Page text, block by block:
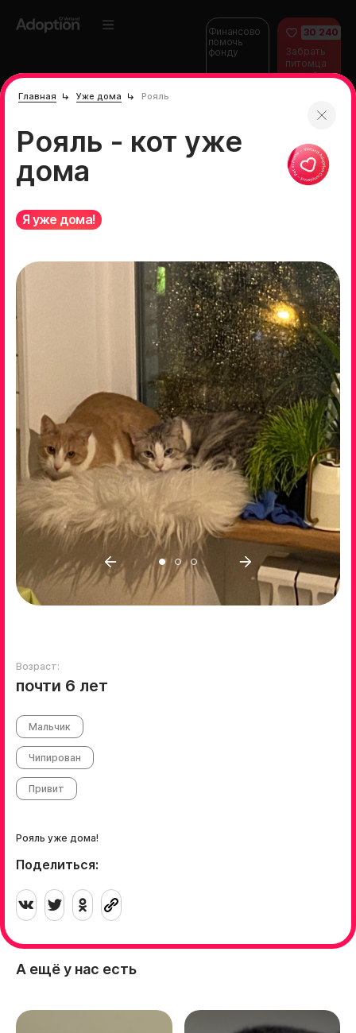
Финансово
помочь
фонду
30 240
Забрать
питомца
домой
Главная Уже дома Рояль
Рояль - кот уже
дома
Я уже дома!
Возраст:
почти 6 лет
Мальчик
Чипирован
Привит
Рояль уже дома!
Поделиться:
А ещё у нас есть